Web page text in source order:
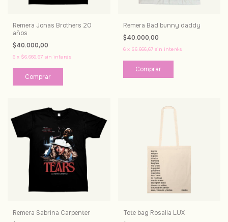
Remera Jonas Brothers 20
años
$40.000,00
6 x $6.666,67 sin interés
Comprar
Remera Bad bunny daddy
$40.000,00
6 x $6.666,67 sin interés
Comprar
Remera Sabrina Carpenter
Tote bag Rosalia LUX